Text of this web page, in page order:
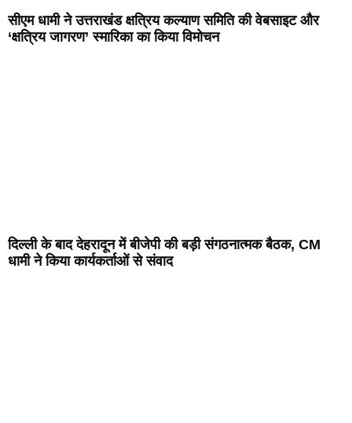
सीएम धामी ने उत्तराखंड क्षत्रिय कल्याण समिति की वेबसाइट और
‘क्षत्रिय जागरण’ स्मारिका का किया विमोचन
दिल्ली के बाद देहरादून में बीजेपी की बड़ी संगठनात्मक बैठक, CM
धामी ने किया कार्यकर्ताओं से संवाद